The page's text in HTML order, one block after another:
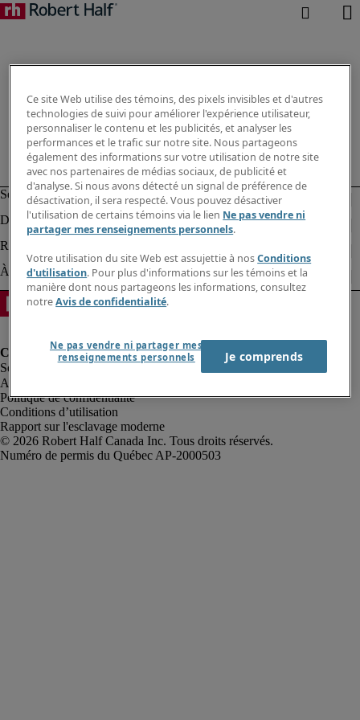
Alerte à la fraude
Politique de confidentialité
Conditions d’utilisation
Rapport sur l'esclavage moderne
Robert Half Canada Inc. Tous droits réservés.
Ce site Web utilise des témoins, des pixels invisibles et d'autres
technologies de suivi pour améliorer l'expérience utilisateur,
personnaliser le contenu et les publicités, et analyser les
performances et le trafic sur notre site. Nous partageons
également des informations sur votre utilisation de notre site
avec nos partenaires de médias sociaux, de publicité et
d'analyse. Si nous avons détecté un signal de préférence de
désactivation, il sera respecté. Vous pouvez désactiver
l'utilisation de certains témoins via le lien Ne pas vendre ni
partager mes renseignements personnels.
Votre utilisation du site Web est assujettie à nosConditions
d'utilisation. Pour plus d'informations sur les témoins et la
manière dont nous partageons les informations, consultez
notreAvis de confidentialité.
Ne pas vendre ni partager mes
renseignements personnels
Je comprends